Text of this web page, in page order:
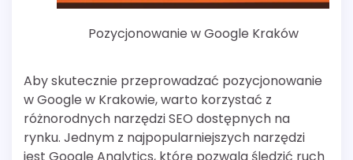
Pozycjonowanie w Google Kraków
Aby skutecznie przeprowadzać pozycjonowanie
w Google w Krakowie, warto korzystać z
różnorodnych narzędzi SEO dostępnych na
rynku. Jednym z najpopularniejszych narzędzi